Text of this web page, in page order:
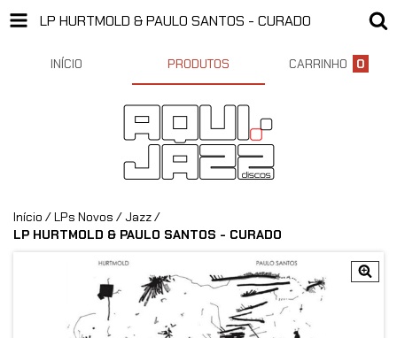
LP HURTMOLD & PAULO SANTOS - CURADO
INÍCIO PRODUTOS CARRINHO 0
Início /LPs Novos /Jazz/
LP HURTMOLD & PAULO SANTOS - CURADO